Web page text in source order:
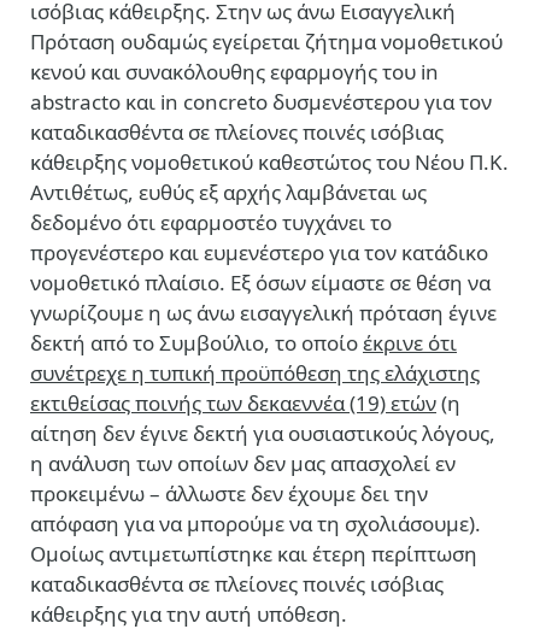
ισόβιας κάθειρξης. Στην ως άνω Εισαγγελική
Πρόταση ουδαμώς εγείρεται ζήτημα νομοθετικού
κενού και συνακόλουθης εφαρμογής του in
abstracto και in concreto δυσμενέστερου για τον
καταδικασθέντα σε πλείονες ποινές ισόβιας
κάθειρξης νομοθετικού καθεστώτος του Νέου Π.Κ.
Αντιθέτως, ευθύς εξ αρχής λαμβάνεται ως
δεδομένο ότι εφαρμοστέο τυγχάνει το
προγενέστερο και ευμενέστερο για τον κατάδικο
νομοθετικό πλαίσιο. Εξ όσων είμαστε σε θέση να
γνωρίζουμε η ως άνω εισαγγελική πρόταση έγινε
δεκτή από το Συμβούλιο, το οποίοέκρινε ότι
συνέτρεχε η τυπική προϋπόθεση της ελάχιστης
εκτιθείσας ποινής των δεκαεννέα (19) ετών(η
αίτηση δεν έγινε δεκτή για ουσιαστικούς λόγους,
η ανάλυση των οποίων δεν μας απασχολεί εν
προκειμένω – άλλωστε δεν έχουμε δει την
απόφαση για να μπορούμε να τη σχολιάσουμε).
Ομοίως αντιμετωπίστηκε και έτερη περίπτωση
καταδικασθέντα σε πλείονες ποινές ισόβιας
κάθειρξης για την αυτή υπόθεση.